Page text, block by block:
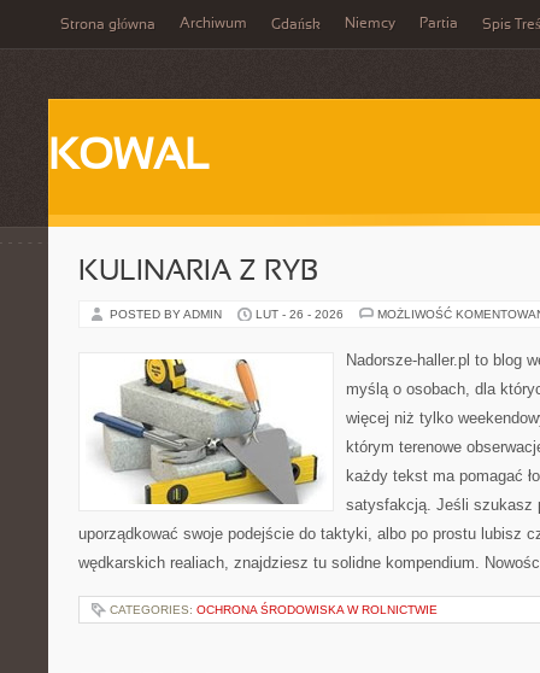
Strona główna Archiwum Gdańsk Niemcy Partia Spis
KOWAL
KULINARIA Z RYB
POSTED BY ADMIN LUT - 26 - 2026 MOŻLIWOŚĆ
Nadorsze-haller.pl to blog
myślą o osobach, dla
więcej niż tylko
którym terenowe
każdy tekst ma pomagać
satysfakcją. Jeśli szukasz
uporządkować swoje podejście do taktyki, albo po prostu lubisz
wędkarskich realiach, znajdziesz tu solidne kompendium.
CATEGORIES: OCHRONA ŚRODOWISKA W ROLNICTWIE